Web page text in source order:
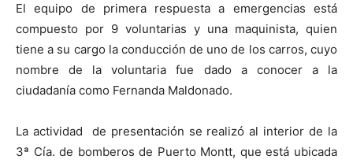
El equipo de primera respuesta a emergencias está
compuesto por 9 voluntarias y una maquinista, quien
tiene a su cargo la conducción de uno de los carros, cuyo
nombre de la voluntaria fue dado a conocer a la
ciudadanía como Fernanda Maldonado.
La actividad de presentación se realizó al interior de la
3ª Cía. de bomberos de Puerto Montt, que está ubicada